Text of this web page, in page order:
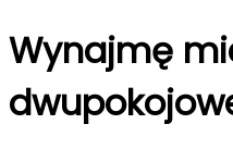
Wynajmę